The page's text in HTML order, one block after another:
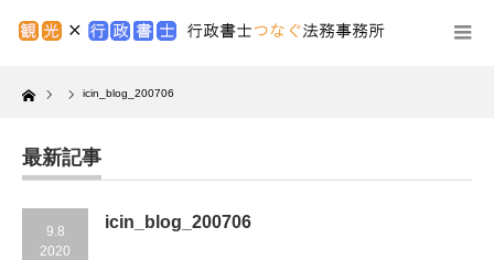
Home icin_blog_200706
最新記事
9.8
2020
icin_blog_200706